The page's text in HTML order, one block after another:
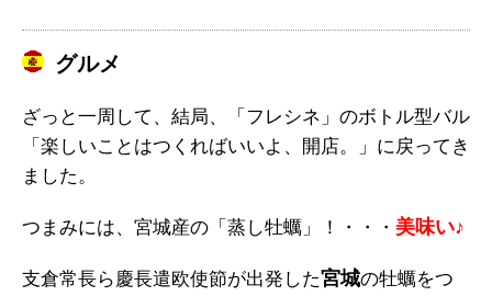
グルメ
ざっと一周して、結局、「フレシネ」のボトル型バル
「楽しいことはつくればいいよ、開店。」に戻ってき
ました。
つまみには、宮城産の「蒸し牡蠣」！・・・ 美味い♪
支倉常長ら慶長遣欧使節が出発した宮城の牡蠣をつ